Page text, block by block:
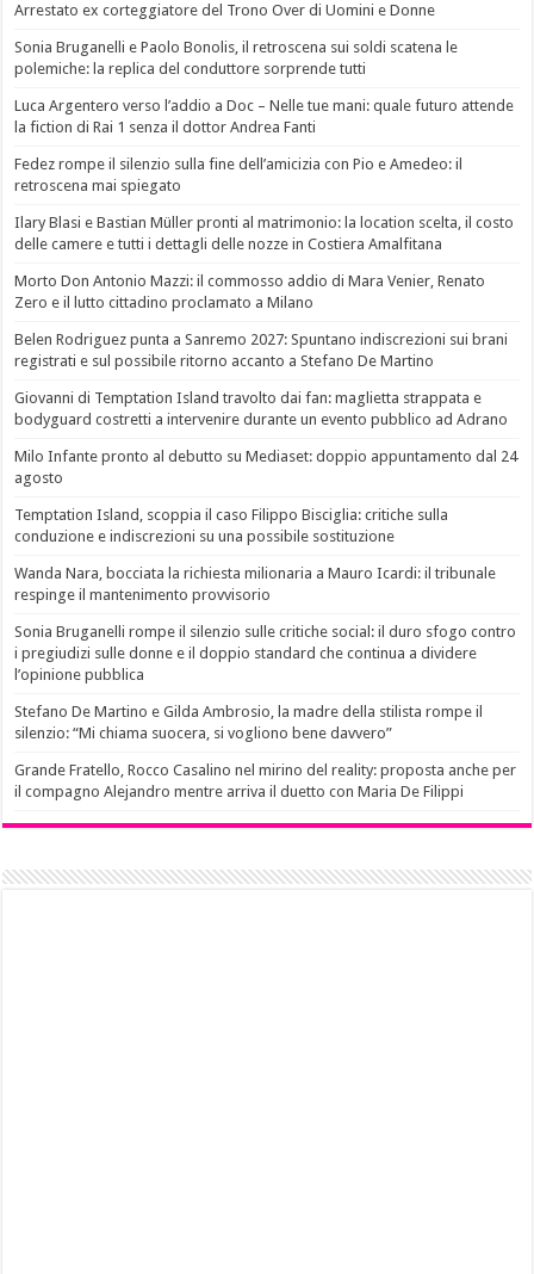
Arrestato ex corteggiatore del Trono Over di Uomini e Donne
Sonia Bruganelli e Paolo Bonolis, il retroscena sui soldi scatena le
polemiche: la replica del conduttore sorprende tutti
Luca Argentero verso l’addio a Doc – Nelle tue mani: quale futuro attende
la fiction di Rai 1 senza il dottor Andrea Fanti
Fedez rompe il silenzio sulla fine dell’amicizia con Pio e Amedeo: il
retroscena mai spiegato
Ilary Blasi e Bastian Müller pronti al matrimonio: la location scelta, il costo
delle camere e tutti i dettagli delle nozze in Costiera Amalfitana
Morto Don Antonio Mazzi: il commosso addio di Mara Venier, Renato
Zero e il lutto cittadino proclamato a Milano
Belen Rodriguez punta a Sanremo 2027: Spuntano indiscrezioni sui brani
registrati e sul possibile ritorno accanto a Stefano De Martino
Giovanni di Temptation Island travolto dai fan: maglietta strappata e
bodyguard costretti a intervenire durante un evento pubblico ad Adrano
Milo Infante pronto al debutto su Mediaset: doppio appuntamento dal 24
agosto
Temptation Island, scoppia il caso Filippo Bisciglia: critiche sulla
conduzione e indiscrezioni su una possibile sostituzione
Wanda Nara, bocciata la richiesta milionaria a Mauro Icardi: il tribunale
respinge il mantenimento provvisorio
Sonia Bruganelli rompe il silenzio sulle critiche social: il duro sfogo contro
i pregiudizi sulle donne e il doppio standard che continua a dividere
l’opinione pubblica
Stefano De Martino e Gilda Ambrosio, la madre della stilista rompe il
silenzio: “Mi chiama suocera, si vogliono bene davvero”
Grande Fratello, Rocco Casalino nel mirino del reality: proposta anche per
il compagno Alejandro mentre arriva il duetto con Maria De Filippi